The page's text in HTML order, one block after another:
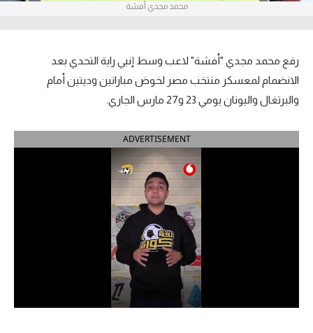
الدوري الإنجليزي الممتاز
الدوري الإسباني
الدوري السعودي للمحترفين
محمد مجدي أفشة
رفع محمد مجدي "أفشة" لاعب وسط إنبي راية التحدي بعد
الانضمام لمعسكر منتخب مصر لخوض مباراتين وديتين أمام
والبرتغال واليونان يومي 23 و27 مارس الجاري.
ADVERTISEMENT